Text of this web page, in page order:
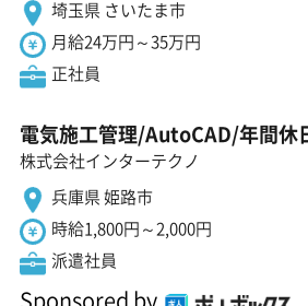
埼玉県 さいたま市
月給24万円～35万円
正社員
電気施工管理/AutoCAD/年間休
株式会社インターテクノ
兵庫県 姫路市
時給1,800円～2,000円
派遣社員